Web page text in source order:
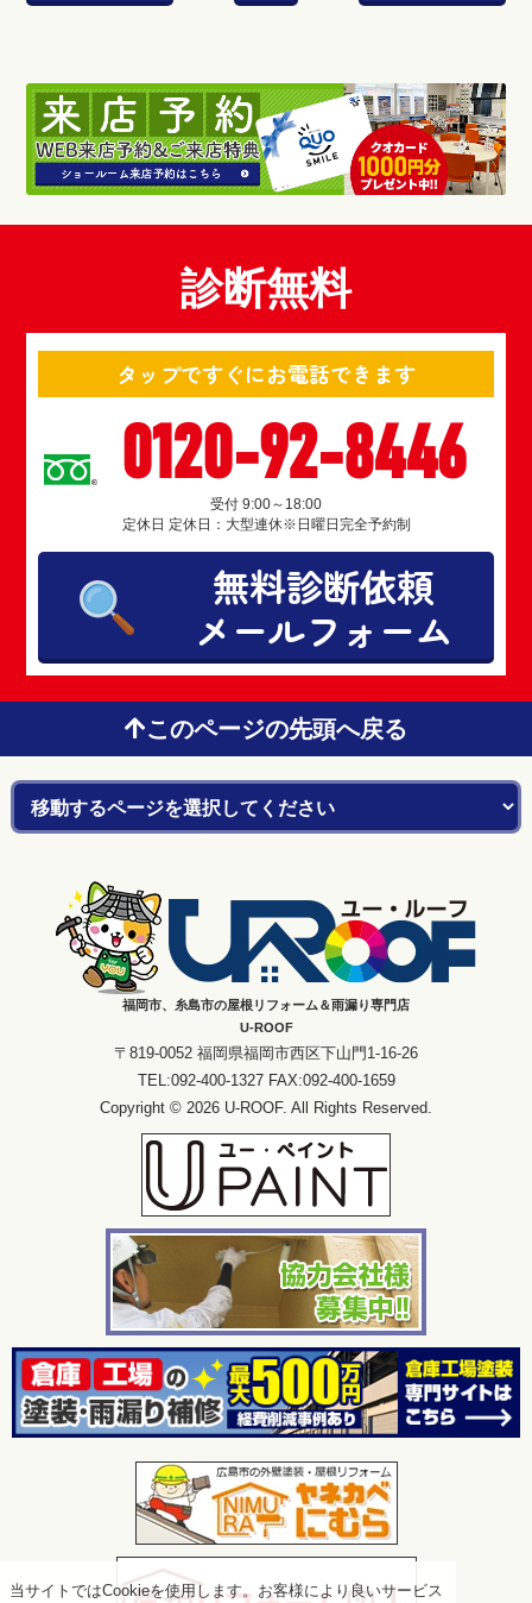
当サイトではCookieを使用します。お客様により良いサービス
診断無料
タップですぐにお電話できます
0120-92-8446
受付 9:00～18:00
定休日 定休日：大型連休※日曜日完全予約制
無料診断依頼
メールフォーム
このページの先頭へ戻る
福岡市、糸島市の屋根リフォーム＆雨漏り専門店
U-ROOF
〒819-0052 福岡県福岡市西区下山門1-16-26
TEL:092-400-1327 FAX:092-400-1659
Copyright © 2026 U-ROOF. All Rights Reserved.